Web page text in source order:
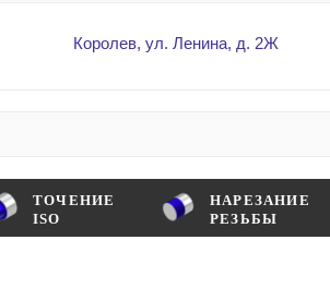
Королев, ул. Ленина, д. 2Ж
ТОЧЕНИЕ
ISO
НАРЕЗАНИЕ
РЕЗЬБЫ